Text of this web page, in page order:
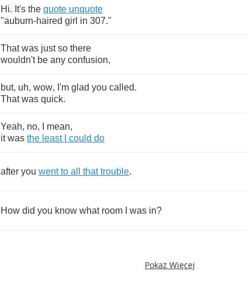
Hi. It's the quote unquote
"auburn-haired girl in 307."
That was just so there
wouldn't be any confusion,
but, uh, wow, I'm glad you called.
That was quick.
Yeah, no, mean,
it was the least could do
after you went to all that trouble.
How did you know what room was in?
Pokaż Więcej